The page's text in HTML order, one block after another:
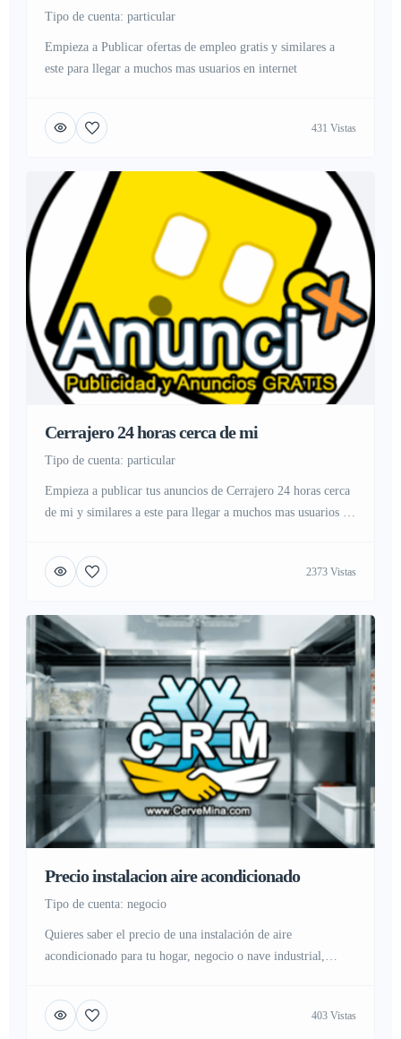
tipo de cuenta: particular
Empieza a Publicar ofertas de empleo gratis y similares a
este para llegar a muchos mas usuarios en internet
431 Vistas
Cerrajero 24 horas cerca de mi
tipo de cuenta: particular
Empieza a publicar tus anuncios de Cerrajero 24 horas cerca
de mi y similares a este para llegar a muchos mas usuarios en
2373 Vistas
Precio instalacion aire acondicionado
tipo de cuenta: negocio
Quieres saber el precio de una instalación de aire
acondicionado para tu hogar, negocio o nave industrial,
para mas informacion.
403 Vistas